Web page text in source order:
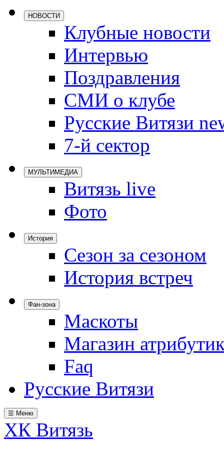
НОВОСТИ
Клубные новости
Интервью
Поздравления
СМИ о клубе
Русские Витязи
7-й сектор
МУЛЬТИМЕДИА
Витязь live
Фото
История
Сезон за сезоном
История встреч
Фан-зона
Маскоты
Магазин
Faq
Русские Витязи
☰ Меню
ХК Витязь